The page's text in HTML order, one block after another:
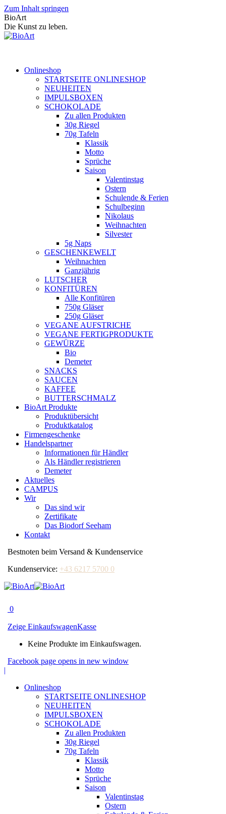
Zum Inhalt springen
BioArt
Die Kunst zu leben.
Onlineshop
STARTSEITE ONLINESHOP
NEUHEITEN
IMPULSBOXEN
SCHOKOLADE
Zu allen Produkten
30g Riegel
70g Tafeln
Klassik
Motto
Sprüche
Saison
Valentinstag
Ostern
Schulende & Ferien
Schulbeginn
Nikolaus
Weihnachten
Silvester
5g Naps
GESCHENKEWELT
Weihnachten
Ganzjährig
LUTSCHER
KONFITÜREN
Alle Konfitüren
750g Gläser
250g Gläser
VEGANE AUFSTRICHE
VEGANE FERTIGPRODUKTE
GEWÜRZE
Bio
Demeter
SNACKS
SAUCEN
KAFFEE
BUTTERSCHMALZ
BioArt Produkte
Produktübersicht
Produktkatalog
Firmengeschenke
Handelspartner
Informationen für Händler
Als Händler registrieren
Demeter
Aktuelles
CAMPUS
Wir
Das sind wir
Zertifikate
Das Biodorf Seeham
Kontakt
Bestnoten beim Versand & Kundenservice
Kundenservice: +43 6217 5700 0
0
Zeige EinkaufswagenKasse
Keine Produkte im Einkaufswagen.
Facebook page opens in new window
|
Onlineshop
STARTSEITE ONLINESHOP
NEUHEITEN
IMPULSBOXEN
SCHOKOLADE
Zu allen Produkten
30g Riegel
70g Tafeln
Klassik
Motto
Sprüche
Saison
Valentinstag
Ostern